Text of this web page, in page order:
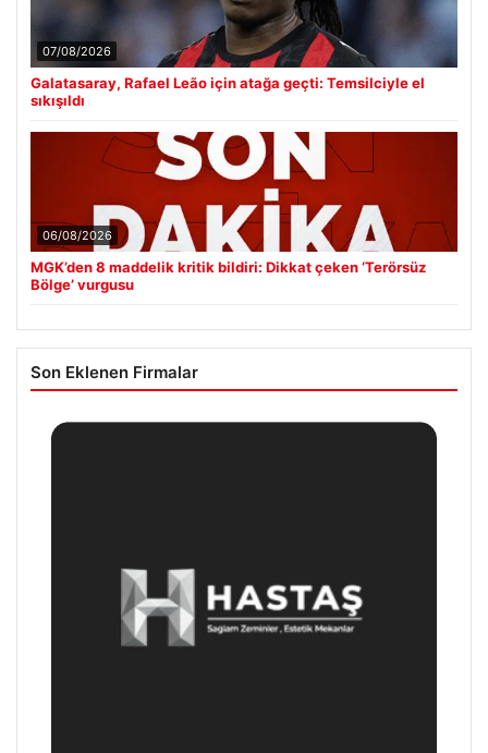
07/08/2026
Galatasaray, Rafael Leão için atağa geçti: Temsilciyle el
sıkışıldı
06/08/2026
MGK’den 8 maddelik kritik bildiri: Dikkat çeken ‘Terörsüz
Bölge’ vurgusu
Son Eklenen Firmalar